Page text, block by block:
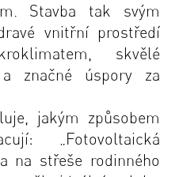
Stavba tak svým
vnitřní prostředí
skvělé
značné úspory za
jakým způsobem
„Fotovoltaická
na střeše rodinného